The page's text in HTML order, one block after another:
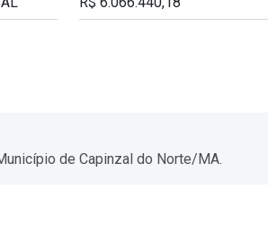
de Capinzal do Norte/MA.